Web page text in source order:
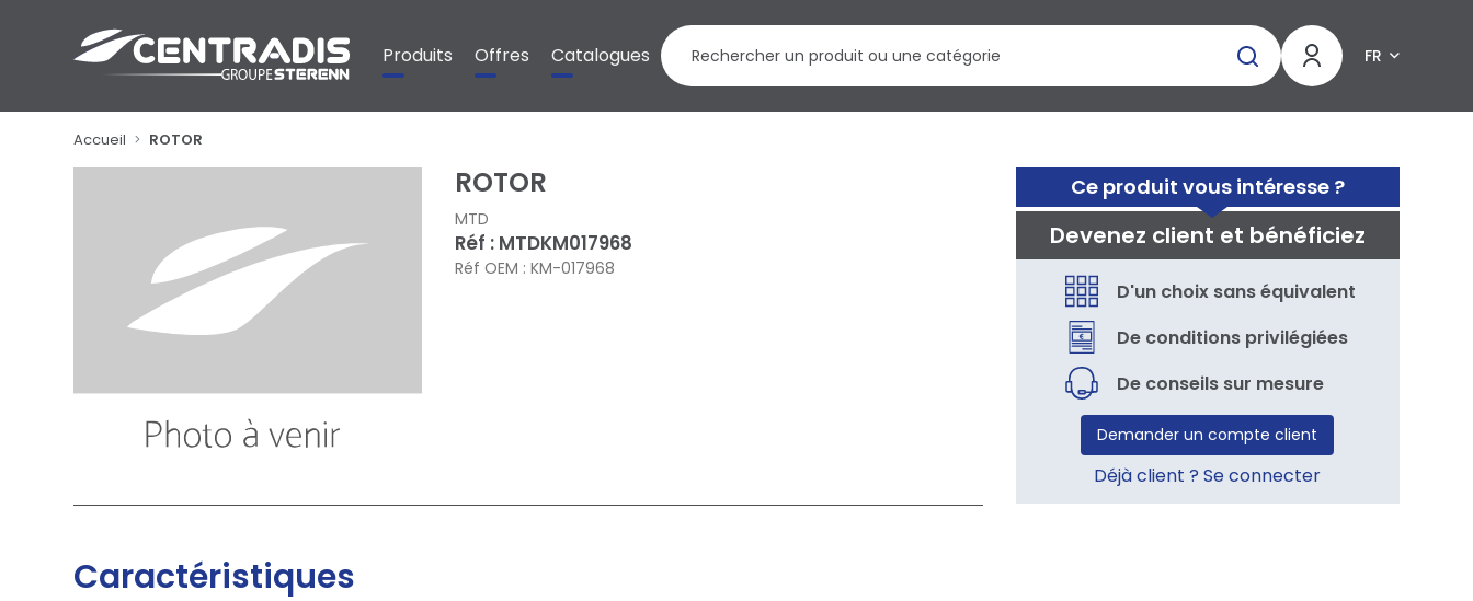
Produits Offres Catalogues FR
Accueil ROTOR
Ce produit vous intéresse ?
Devenez client et bénéficiez
D'un choix sans équivalent
De conditions privilégiées
De conseils sur mesure
Demander un compte client
Déjà client ? Se connecter
ROTOR
MTD
Réf : MTDKM017968
Réf OEM : KM-017968
Caractéristiques